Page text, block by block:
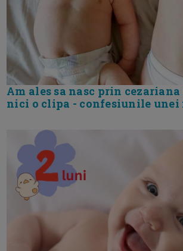
Am ales sa nasc prin
nici o clipa - confesiunile unei